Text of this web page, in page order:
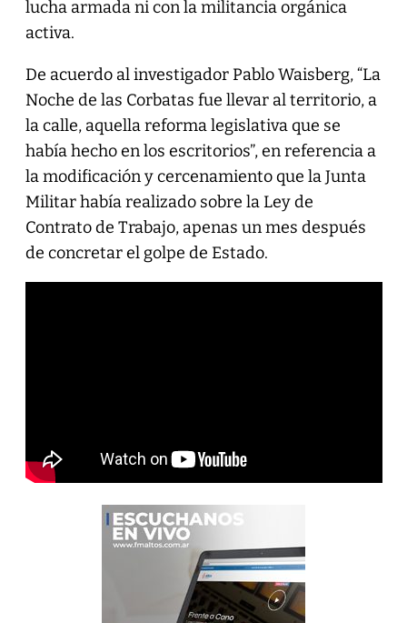
lucha armada ni con la militancia orgánica
activa.
De acuerdo al investigador Pablo Waisberg, “La
Noche de las Corbatas fue llevar al territorio, a
la calle, aquella reforma legislativa que se
había hecho en los escritorios”, en referencia a
la modificación y cercenamiento que la Junta
Militar había realizado sobre la Ley de
Contrato de Trabajo, apenas un mes después
de concretar el golpe de Estado.